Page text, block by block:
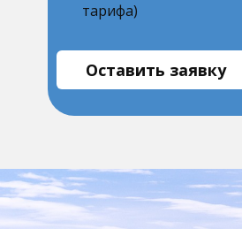
тарифа)
Оставить заявку